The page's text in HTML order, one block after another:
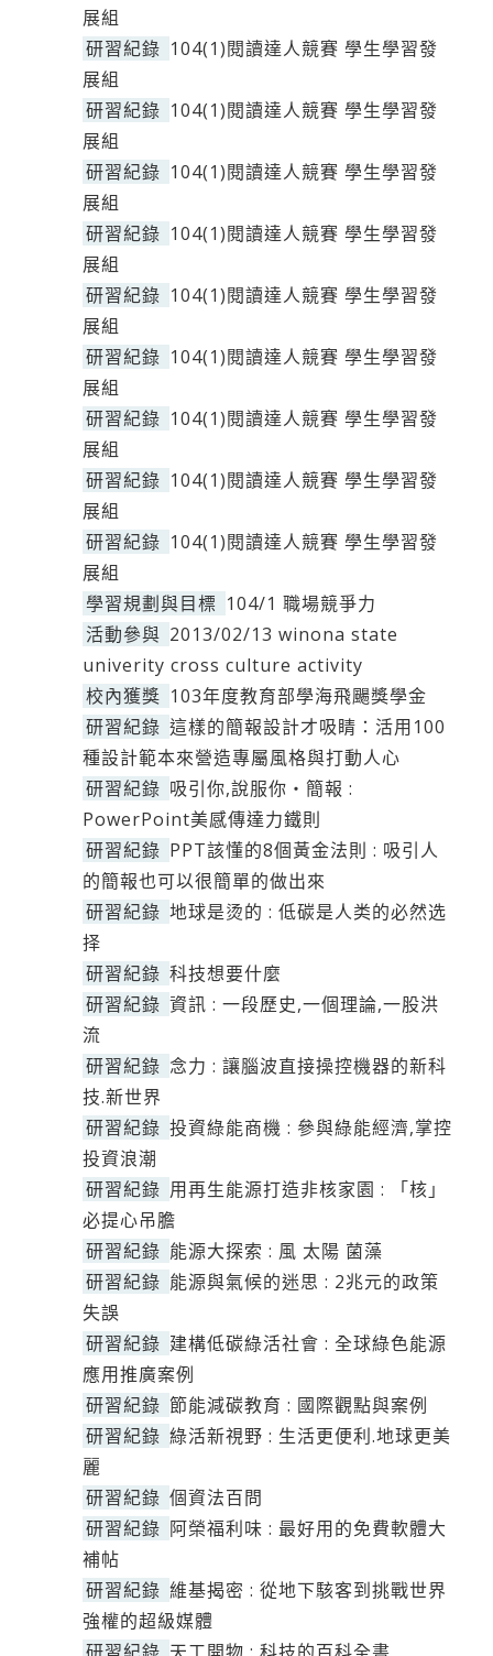
展組
研習紀錄 104(1)閱讀達人競賽 學生學習發
展組
研習紀錄 104(1)閱讀達人競賽 學生學習發
展組
研習紀錄 104(1)閱讀達人競賽 學生學習發
展組
研習紀錄 104(1)閱讀達人競賽 學生學習發
展組
研習紀錄 104(1)閱讀達人競賽 學生學習發
展組
研習紀錄 104(1)閱讀達人競賽 學生學習發
展組
研習紀錄 104(1)閱讀達人競賽 學生學習發
展組
研習紀錄 104(1)閱讀達人競賽 學生學習發
展組
研習紀錄 104(1)閱讀達人競賽 學生學習發
展組
學習規劃與目標 104/1 職場競爭力
活動參與 2013/02/13 winona state
univerity cross culture activity
校內獲獎 103年度教育部學海飛颺獎學金
研習紀錄 這樣的簡報設計才吸睛：活用100
種設計範本來營造專屬風格與打動人心
研習紀錄 吸引你,說服你‧簡報 :
PowerPoint美感傳達力鐵則
研習紀錄 PPT該懂的8個黃金法則 : 吸引人
的簡報也可以很簡單的做出來
研習紀錄 地球是烫的 : 低碳是人类的必然选
择
研習紀錄 科技想要什麼
研習紀錄 資訊 : 一段歷史,一個理論,一股洪
流
研習紀錄 念力 : 讓腦波直接操控機器的新科
技.新世界
研習紀錄 投資綠能商機 : 參與綠能經濟,掌控
投資浪潮
研習紀錄 用再生能源打造非核家園 : 「核」
必提心吊膽
研習紀錄 能源大探索 : 風 太陽 菌藻
研習紀錄 能源與氣候的迷思 : 2兆元的政策
失誤
研習紀錄 建構低碳綠活社會 : 全球綠色能源
應用推廣案例
研習紀錄 節能減碳教育 : 國際觀點與案例
研習紀錄 綠活新視野 : 生活更便利.地球更美
麗
研習紀錄 個資法百問
研習紀錄 阿榮福利味 : 最好用的免費軟體大
補帖
研習紀錄 維基揭密 : 從地下駭客到挑戰世界
強權的超級媒體